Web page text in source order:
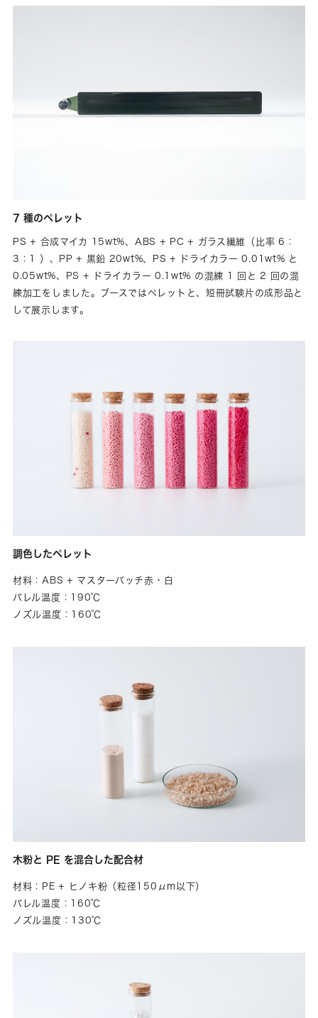
7 種のペレット
PS + 合成マイカ 15wt%、ABS + PC + ガラス繊維（比率 6：
3：1 ）、PP + 黒鉛 20wt%、PS + ドライカラー 0.01wt% と
0.05wt%、PS + ドライカラー 0.1wt% の混練 1 回と 2 回の混
練加工をしました。ブースではペレットと、短冊試験片の成形品と
して展示します。
調色したペレット
材料：ABS + マスターバッチ赤・白
バレル温度：190℃
ノズル温度：160℃
木粉と PE を混合した配合材
材料：PE + ヒノキ粉（粒径150μm以下）
バレル温度：160℃
ノズル温度：130℃